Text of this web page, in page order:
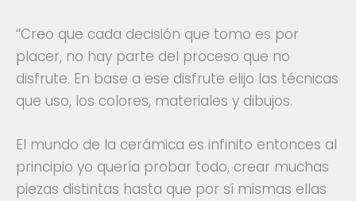
‘’Creo que cada decisión que tomo es por
placer, no hay parte del proceso que no
disfrute. En base a ese disfrute elijo las técnicas
que uso, los colores, materiales y dibujos.
El mundo de la cerámica es infinito entonces al
principio yo quería probar todo, crear muchas
piezas distintas hasta que por sí mismas ellas